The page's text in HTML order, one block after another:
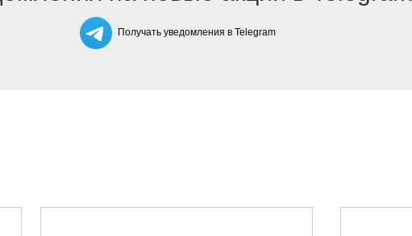
Получать уведомления в Telegram